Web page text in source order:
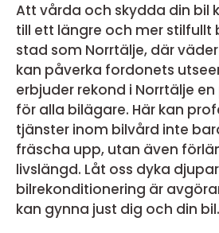
Att vårda och skydda din bil
till ett längre och mer stilfullt
stad som Norrtälje, där
kan påverka fordonets
erbjuder rekond i Norrtälje
för alla bilägare. Här kan
tjänster inom bilvård inte
fräscha upp, utan även
livslängd. Låt oss dyka
bilrekonditionering är
kan gynna just dig och din bil.